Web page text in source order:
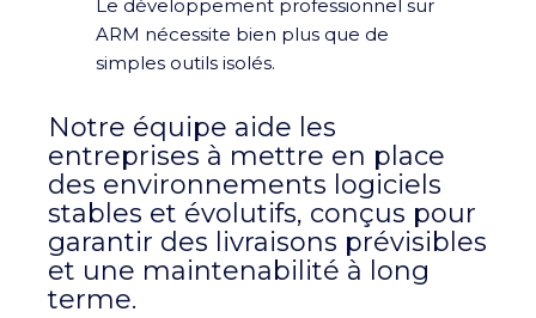
Le développement professionnel sur
ARM nécessite bien plus que de
simples outils isolés.
Notre équipe aide les
entreprises à mettre en place
des environnements logiciels
stables et évolutifs, conçus pour
garantir des livraisons prévisibles
et une maintenabilité à long
terme.